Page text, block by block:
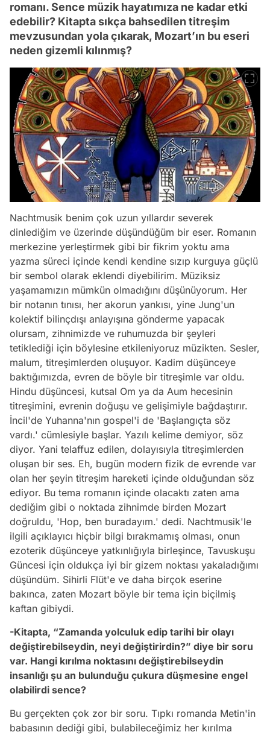
romanı. Sence müzik hayatımıza ne kadar etki
edebilir? Kitapta sıkça bahsedilen titreşim
mevzusundan yola çıkarak, Mozart’ın bu eseri
neden gizemli kılınmış?
Nachtmusik benim çok uzun yıllardır severek
dinlediğim ve üzerinde düşündüğüm bir eser. Romanın
merkezine yerleştirmek gibi bir fikrim yoktu ama
yazma süreci içinde kendi kendine sızıp kurguya güçlü
bir sembol olarak eklendi diyebilirim. Müziksiz
yaşamamızın mümkün olmadığını düşünüyorum. Her
bir notanın tınısı, her akorun yankısı, yine Jung'un
kolektif bilinçdışı anlayışına gönderme yapacak
olursam, zihnimizde ve ruhumuzda bir şeyleri
tetiklediği için böylesine etkileniyoruz müzikten. Sesler,
malum, titreşimlerden oluşuyor. Kadim düşünceye
baktığımızda, evren de böyle bir titreşimle var oldu.
Hindu düşüncesi, kutsal Om ya da Aum hecesinin
titreşimini, evrenin doğuşu ve gelişimiyle bağdaştırır.
İncil'de Yuhanna'nın gospel'i de 'Başlangıçta söz
vardı.' cümlesiyle başlar. Yazılı kelime demiyor, söz
diyor. Yani telaffuz edilen, dolayısıyla titreşimlerden
oluşan bir ses. Eh, bugün modern fizik de evrende var
olan her şeyin titreşim hareketi içinde olduğundan söz
ediyor. Bu tema romanın içinde olacaktı zaten ama
dediğim gibi o noktada zihnimde birden Mozart
doğruldu, 'Hop, ben buradayım.' dedi. Nachtmusik'le
ilgili açıklayıcı hiçbir bilgi bırakmamış olması, onun
ezoterik düşünceye yatkınlığıyla birleşince, Tavuskuşu
Güncesi için oldukça iyi bir gizem noktası yakaladığımı
düşündüm. Sihirli Flüt'e ve daha birçok eserine
bakınca, zaten Mozart böyle bir tema için biçilmiş
kaftan gibiydi.
-Kitapta, “Zamanda yolculuk edip tarihi bir olayı
değiştirebilseydin, neyi değiştirirdin?” diye bir soru
var. Hangi kırılma noktasını değiştirebilseydin
insanlığı şu an bulunduğu çukura düşmesine engel
olabilirdi sence?
Bu gerçekten çok zor bir soru. Tıpkı romanda Metin'in
babasının dediği gibi, bulabileceğimiz her kırılma